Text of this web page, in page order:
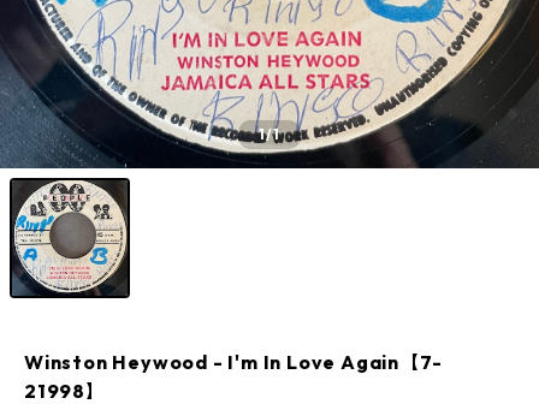
1/1
Winston Heywood - I'm In Love Again【7-
21998】